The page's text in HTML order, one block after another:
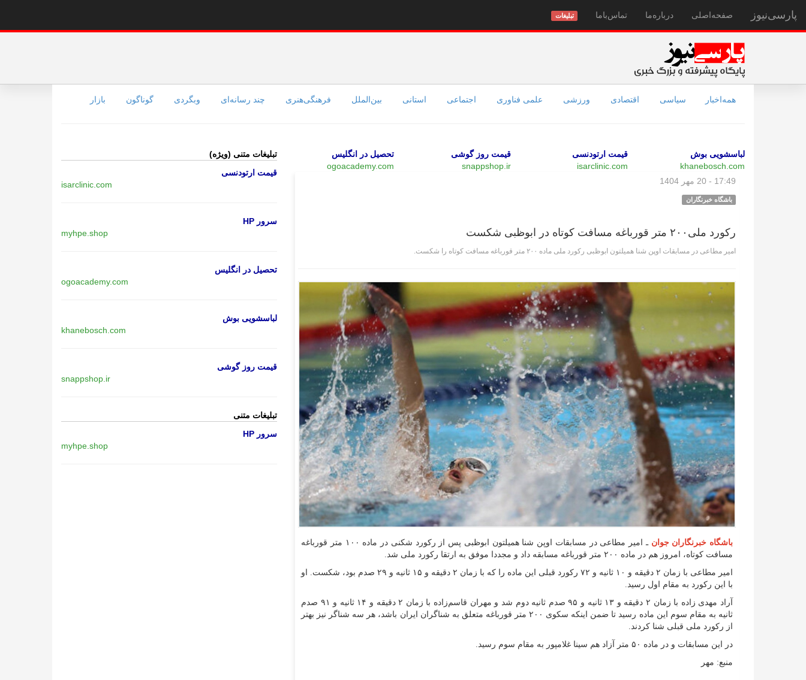
پارسی‌نیوز صفحه‌اصلی درباره‌ما تماس‌با‌ما تبلیغات
همه‌اخبار سیاسی اقتصادی ورزشی علمی فناوری اجتماعی استانی بین‌الملل فرهنگی‌هنری چند رسانه‌ای وبگردی گوناگون بازار
لباسشویی بوش
khanebosch.com
قیمت ارتودنسی
isarclinic.com
قیمت روز گوشی
snappshop.ir
تحصیل در انگلیس
ogoacademy.com
17:49 - 20 مهر 1404
باشگاه خبرنگاران
رکورد ملی۲۰۰ متر قورباغه مسافت کوتاه در ابوظبی شکست
امیر مطاعی در مسابقات اوپن شنا همیلتون ابوظبی رکورد ملی ماده ۲۰۰ متر قورباغه مسافت کوتاه را شکست.
باشگاه خبرنگاران جوان
ـ امیر مطاعی در مسابقات اوپن شنا همیلتون ابوظبی پس از رکورد شکنی در ماده ۱۰۰ متر قورباغه
مسافت کوتاه، امروز هم در ماده ۲۰۰ متر قورباغه مسابقه داد و مجددا موفق به ارتقا رکورد ملی شد.
امیر مطاعی با زمان ۲ دقیقه و ۱۰ ثانیه و ۷۲ رکورد قبلی این ماده را که با زمان ۲ دقیقه و ۱۵ ثانیه و ۲۹ صدم بود، شکست. او
با این رکورد به مقام اول رسید.
آراد مهدی زاده با زمان ۲ دقیقه و ۱۳ ثانیه و ۹۵ صدم ثانیه دوم شد و مهران قاسم‌زاده با زمان ۲ دقیقه و ۱۴ ثانیه و ۹۱ صدم
ثانیه به مقام سوم این ماده رسید تا ضمن اینکه سکوی ۲۰۰ متر قورباغه متعلق به شناگران ایران باشد، هر سه شناگر نیز بهتر
از رکورد ملی قبلی شنا کردند.
در این مسابقات و در ماده ۵۰ متر آزاد هم سینا غلامپور به مقام سوم رسید.
منبع: مهر
تبلیغات متنی (ویژه)
قیمت ارتودنسی
isarclinic.com
سرور HP
myhpe.shop
تحصیل در انگلیس
ogoacademy.com
لباسشویی بوش
khanebosch.com
قیمت روز گوشی
snappshop.ir
تبلیغات متنی
سرور HP
myhpe.shop